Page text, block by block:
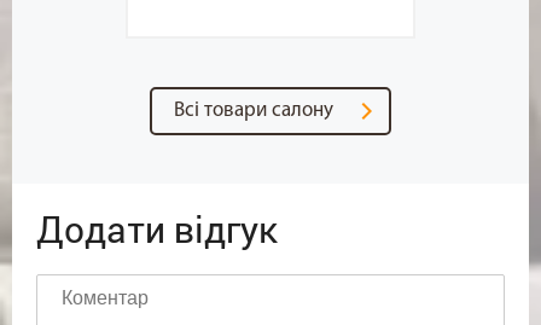
Всі товари салону
Додати відгук